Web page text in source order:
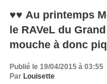
♥♥ Au printemps
le RAVeL du Grand Large aussi mais quel
mouche à donc
Publié le 19/04/2015 à 03:55
Par Louisette